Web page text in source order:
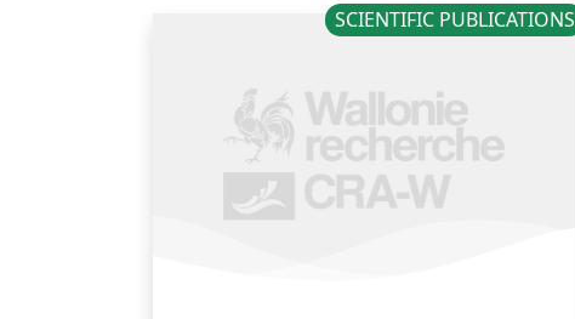
SCIENTIFIC PUBLICATIONS